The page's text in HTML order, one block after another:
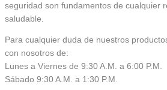
seguridad son fundamentos de cualquier
saludable.
Para cualquier duda de nuestros
con nosotros de:
Lunes a Viernes de 9:30 A.M. a 6:00 P.M.
Sábado 9:30 A.M. a 1:30 P.M.